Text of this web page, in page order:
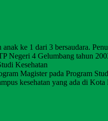
ke 1 dari 3 bersaudara.
Negeri 4 Gelumbang tahun
Kesehatan
Magister pada Program
kesehatan yang ada di